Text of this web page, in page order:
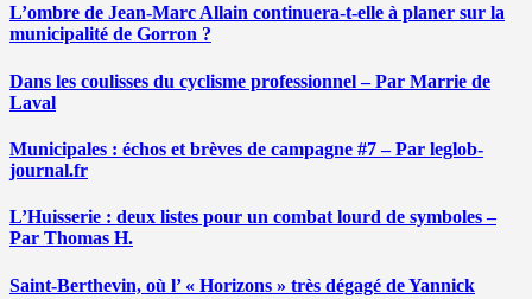
L’ombre de Jean-Marc Allain continuera-t-elle à planer sur la
municipalité de Gorron ?
Dans les coulisses du cyclisme professionnel – Par Marrie de
Laval
Municipales : échos et brèves de campagne #7 – Par leglob-
journal.fr
L’Huisserie : deux listes pour un combat lourd de symboles –
Par Thomas H.
Saint-Berthevin, où l’ « Horizons » très dégagé de Yannick